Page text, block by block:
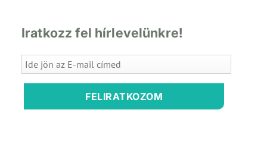
Iratkozz fel hírlevelünkre!
FELIRATKOZOM